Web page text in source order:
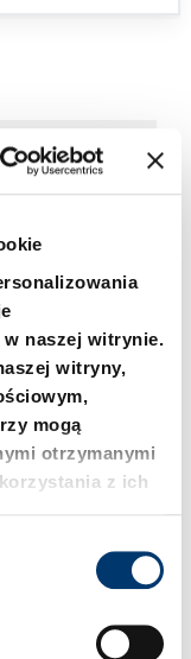
w naszej witrynie.
witryny,
mogą
otrzymanymi
z ich
Korpus tłocznika
typ D/DG